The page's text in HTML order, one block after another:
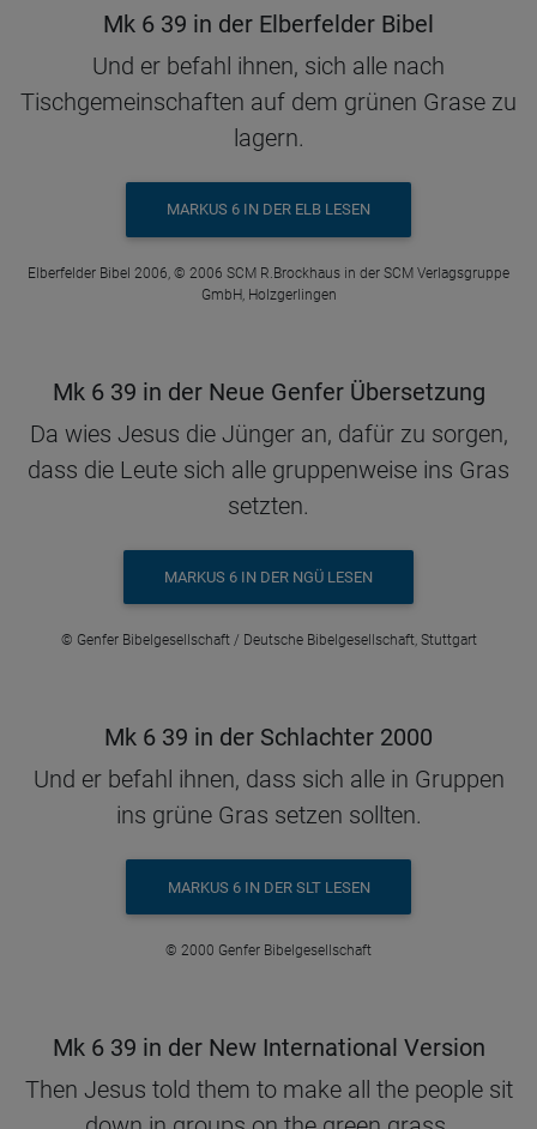
Mk 6 39 in der Elberfelder Bibel
Und er befahl ihnen, sich alle nach
Tischgemeinschaften auf dem grünen Grase zu
lagern.
MARKUS 6 IN DER ELB LESEN
Elberfelder Bibel 2006, © 2006 SCM R.Brockhaus in der SCM Verlagsgruppe
GmbH, Holzgerlingen
Mk 6 39 in der Neue Genfer Übersetzung
Da wies Jesus die Jünger an, dafür zu sorgen,
dass die Leute sich alle gruppenweise ins Gras
setzten.
MARKUS 6 IN DER NGÜ LESEN
© Genfer Bibelgesellschaft / Deutsche Bibelgesellschaft, Stuttgart
Mk 6 39 in der Schlachter 2000
Und er befahl ihnen, dass sich alle in Gruppen
ins grüne Gras setzen sollten.
MARKUS 6 IN DER SLT LESEN
© 2000 Genfer Bibelgesellschaft
Mk 6 39 in der New International Version
Then Jesus told them to make all the people sit